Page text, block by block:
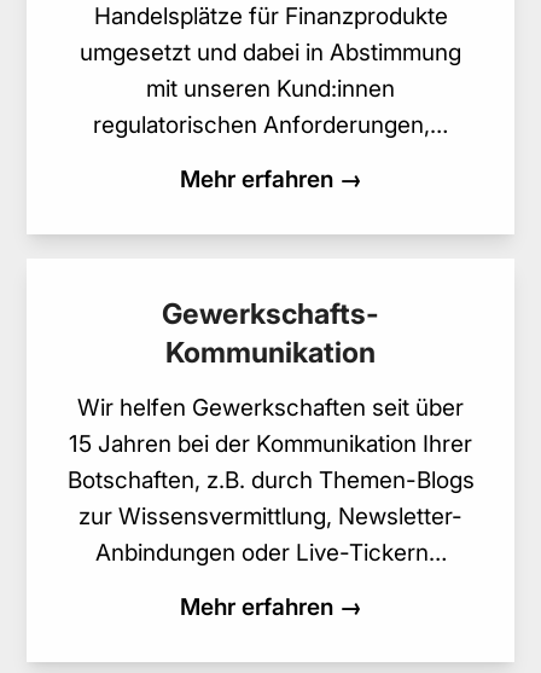
Handelsplätze für Finanzprodukte
umgesetzt und dabei in Abstimmung
mit unseren Kund:innen
regulatorischen Anforderungen,…
Mehr erfahren →
Gewerkschafts-
Kommunikation
Wir helfen Gewerkschaften seit über
15 Jahren bei der Kommunikation Ihrer
Botschaften, z.B. durch Themen-Blogs
zur Wissensvermittlung, Newsletter-
Anbindungen oder Live-Tickern…
Mehr erfahren →